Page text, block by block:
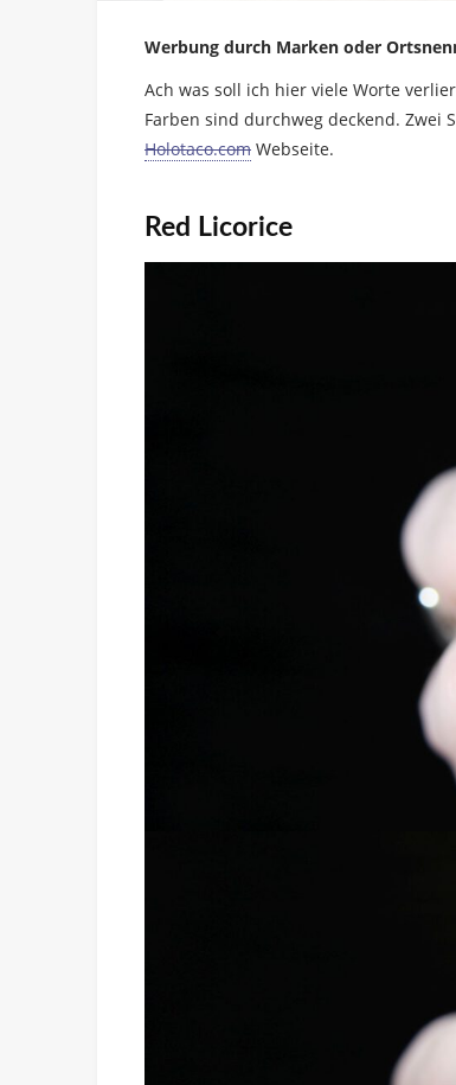
Werbung durch Marken oder
Ach was soll ich hier viele Worte
Farben sind durchweg deckend. Zwei
Holotaco.com Webseite.
Red Licorice